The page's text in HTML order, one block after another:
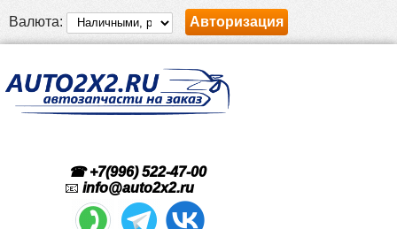
Валюта: Авторизация
☎ +7(996) 522-47-00
📧 info@auto2x2.ru